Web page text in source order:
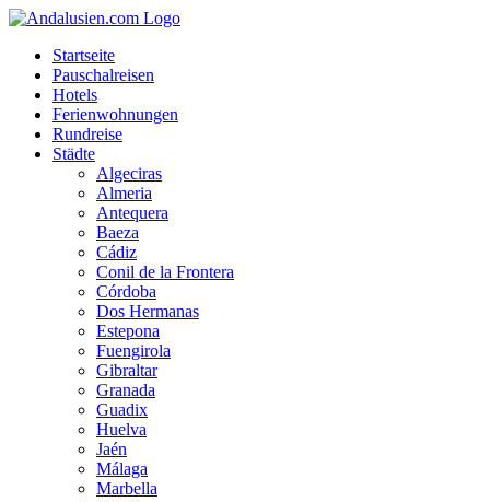
Startseite
Pauschalreisen
Hotels
Ferienwohnungen
Rundreise
Städte
Algeciras
Almeria
Antequera
Baeza
Cádiz
Conil de la Frontera
Córdoba
Dos Hermanas
Estepona
Fuengirola
Gibraltar
Granada
Guadix
Huelva
Jaén
Málaga
Marbella